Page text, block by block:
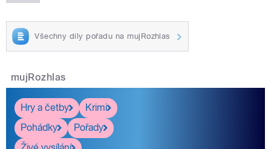
pause
Všechny díly pořadu na mujRozhlas
mujRozhlas
Hry a četby
Krimi
Pohádky
Pořady